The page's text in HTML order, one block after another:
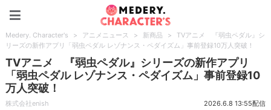
Medery. Character's > アニメニュース > 新商品 >
TVアニメ 『弱虫ペダル』シ
リーズの新作アプリ「弱虫ペダル レゾナンス・ペダイズム」事前登録10万人突破！
TVアニメ 『弱虫ペダル』シリーズの新作アプリ
「弱虫ペダル レゾナンス・ペダイズム」事前登録10
万人突破！
株式会社enish 2026.6.8 13:55配信